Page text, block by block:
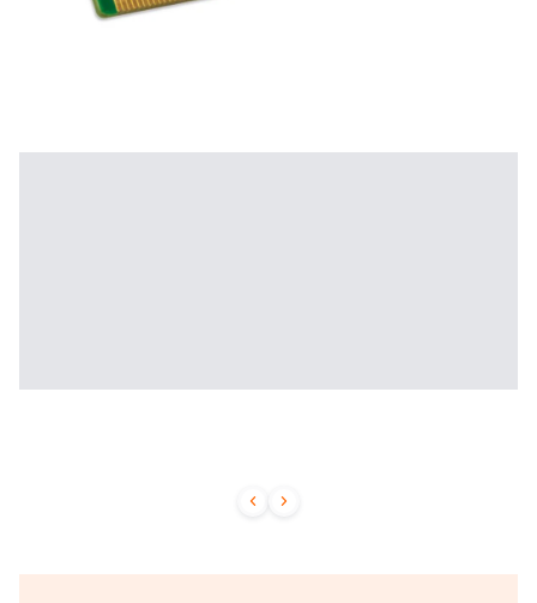
 